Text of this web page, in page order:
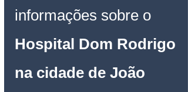
informações sobre o
Hospital Dom Rodrigo
na cidade de João